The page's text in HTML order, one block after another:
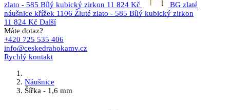
zlato - 585 Bílý kubický zirkon 11 824 Kč
BG zlaté
náušnice křížek 1106 Žluté zlato - 585 Bílý kubický zirkon
11 824 Kč Další
Máte dotaz?
+420 725 535 406
info@ceskedrahokamy.cz
Rychlý kontakt
Náušnice
Šířka - 1,6 mm